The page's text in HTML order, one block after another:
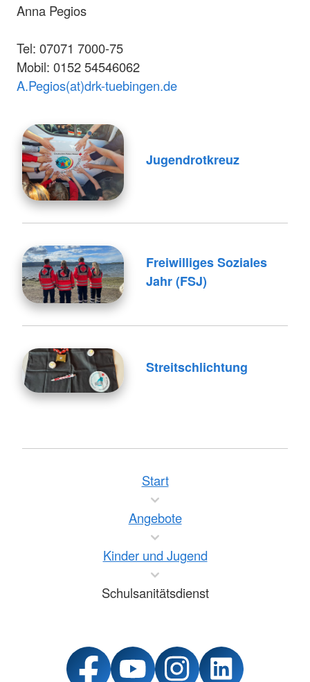
Anna Pegios
Tel: 07071 7000-75
Mobil: 0152 54546062
A.Pegios(at)drk-tuebingen.de
Jugendrotkreuz
Freiwilliges Soziales
Jahr (FSJ)
Streitschlichtung
Start
Angebote
Kinder und Jugend
Schulsanitätsdienst